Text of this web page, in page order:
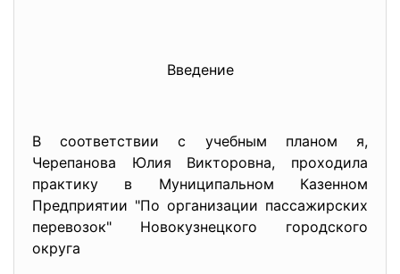
Введение
В соответствии с учебным планом я,
Черепанова Юлия Викторовна, проходила
практику в Муниципальном Казенном
Предприятии "По организации пассажирских
перевозок" Новокузнецкого городского
округа